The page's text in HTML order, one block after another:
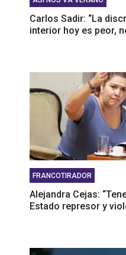
Carlos Sadir: “La
interior hoy es peor,
FRANCOTIRADOR
Alejandra Cejas:
Estado represor y